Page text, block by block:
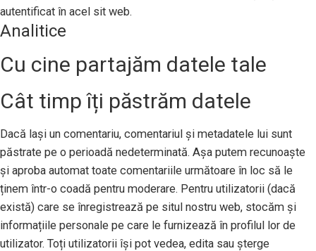
autentificat în acel sit web.
Analitice
Cu cine partajăm datele tale
Cât timp îți păstrăm datele
Dacă lași un comentariu, comentariul și metadatele lui sunt
păstrate pe o perioadă nedeterminată. Așa putem recunoaște
și aproba automat toate comentariile următoare în loc să le
ținem într-o coadă pentru moderare. Pentru utilizatorii (dacă
există) care se înregistrează pe situl nostru web, stocăm și
informațiile personale pe care le furnizează în profilul lor de
utilizator. Toți utilizatorii își pot vedea, edita sau șterge